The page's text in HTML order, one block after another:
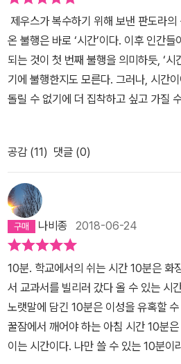
했던 거죠. 내 몸속에서 뭔가 빠져나가
어떻게 확인하겠어요. 일단 수업에 늦지
에 단어 시험까지 겹쳐서 숙제가 배로
듣기 싫어서 몰래 하느라고 애먹었어요.
는지, 초단위로 쪼개서 살고 있는지 엄
획표는 30분 단위로 꽉 차 있죠. 나 그
거 알고 계세요?수학 시험 때였어요.
줄줄이 안 풀리는 거예요. 수영이는 쓱쓱
망할까요? 20등도 아닌 2등인데도 엄
요. 엄마에게는 1등 아니면 아무 의미가
기로 했어요. 10분, 10분이면 충분했거
췄어요. 내가 산 10분이 흘러가는 동안
요. 난 수영이의 시험지를 베꼈어요. 그
전교 1등이에요. 수영이는 다른 과목에
기뻤어요. 내 힘으로 얻은 성적이 아니
어요. 이건 나만 아는 비밀이니까요. 1등
구인 다현이를 생일날 초대해도 된다고
제우스가 복수하기 위해 보낸 판도라
온 불행은 바로 ‘시간’이다. 이후 인간
되는 것이 첫 번째 불행을 의미하듯, ‘시
기에 불행한지도 모른다. 그러나, 시간
돌릴 수 없기에 더 집착하고 싶고 가질
렸던 기억이 난다. 시험공부를 열심히
부를 한다며 책을 펴놓고 잠이 들었을
그때도 아마 그런 생각을 했던 것 같다.
으로 돌아가 다시 공부를 열심히 해서 시
생각은 한 번 쯤은 누구나 경험해 보았
그런 간절함은 더욱 커진다. 컨닝페이퍼
고 친구의 답을 몰래 컨닝하고 싶을 정
억이 난다. 하지만 막상 시험 시간이 지
때마다 왜그렇게 가슴이 뛰었는지 그때
역시 윤아처럼 시간을 사고 싶었을까?
수 있다면? 학교만 그만두면 시험 같은
, 숱한 시험을 거쳐 지금이라는 시간에
공감 (11) 댓글 (0)
나비종 2018-06-24
10분. 학교에서의 쉬는 시간 10분은 화
서 교과서를 빌리러 갔다 올 수 있는
노랫말에 담긴 10분은 이성을 유혹할
꿀잠에서 깨어야 하는 아침 시간 10분
이는 시간이다. 나만 쓸 수 있는 10분이